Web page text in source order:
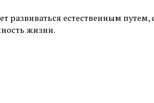
развиваться естественным
жизни.